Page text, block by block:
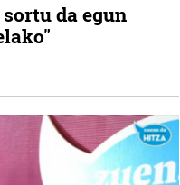
da egun